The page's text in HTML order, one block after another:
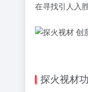
在寻找引人入
探火视材